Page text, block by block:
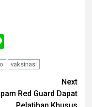
vaksinasi
Next
Red Guard Dapat